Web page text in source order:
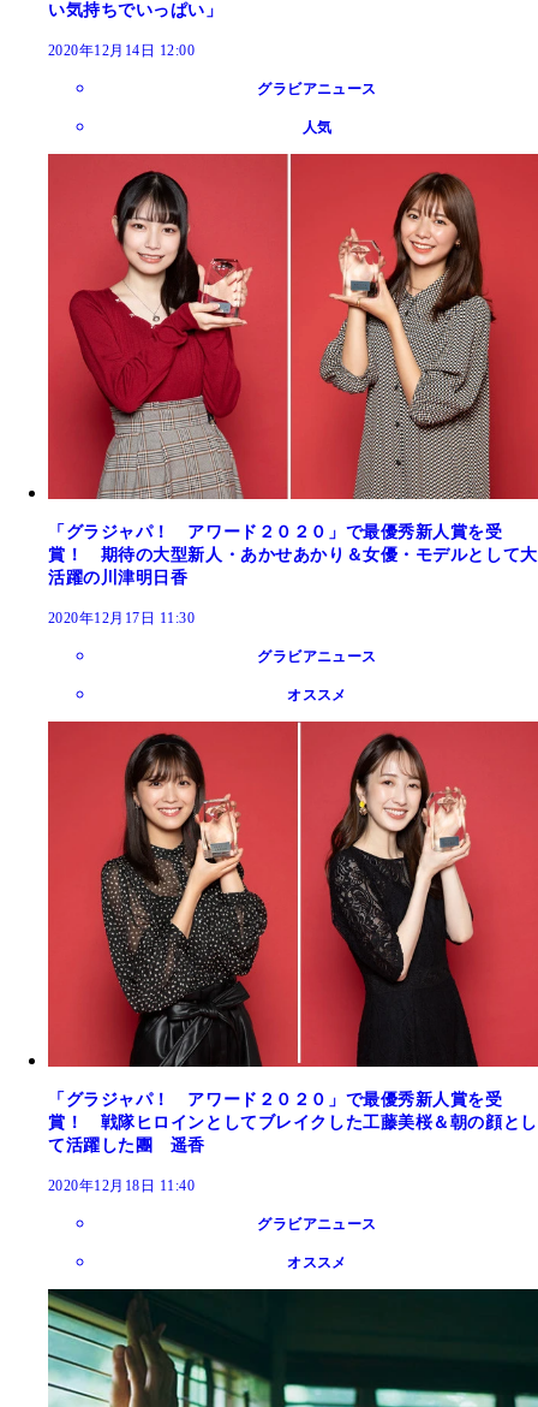
い気持ちでいっぱい」
2020年12月14日 12:00
グラビアニュース
人気
「グラジャパ！ アワード２０２０」で最優秀新人賞を受
賞！ 期待の大型新人・あかせあかり＆女優・モデルとして大
活躍の川津明日香
2020年12月17日 11:30
グラビアニュース
オススメ
「グラジャパ！ アワード２０２０」で最優秀新人賞を受
賞！ 戦隊ヒロインとしてブレイクした工藤美桜＆朝の顔とし
て活躍した團 遥香
2020年12月18日 11:40
グラビアニュース
オススメ